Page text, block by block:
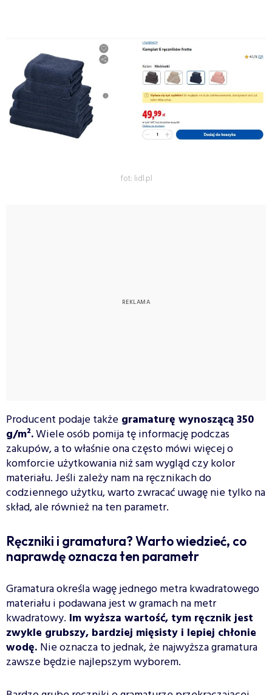
fot: lidl.pl
Producent podaje także gramaturę wynoszącą 350
g/m².Wiele osób pomija tę informację podczas
zakupów, a to właśnie ona często mówi więcej o
komforcie użytkowania niż sam wygląd czy kolor
materiału. Jeśli zależy nam na ręcznikach do
codziennego użytku, warto zwracać uwagę nie tylko na
skład, ale również na ten parametr.
Ręczniki i gramatura? Warto wiedzieć, co
naprawdę oznacza ten parametr
Gramatura określa wagę jednego metra kwadratowego
materiału i podawana jest w gramach na metr
kwadratowy. Im wyższa wartość, tym ręcznik jest
zwykle grubszy, bardziej mięsisty i lepiej chłonie
wodę. Nie oznacza to jednak, że najwyższa gramatura
zawsze będzie najlepszym wyborem.